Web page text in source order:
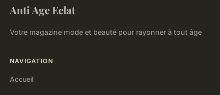
Anti Age Eclat
Votre magazine mode et beauté pour rayonner à tout âge
NAVIGATION
Accueil